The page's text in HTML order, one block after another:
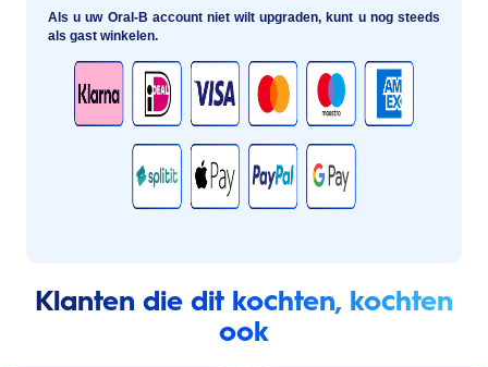
Als u uw Oral-B account niet wilt upgraden, kunt u nog steeds
als gast winkelen.
Klanten die dit kochten, kochten
ook